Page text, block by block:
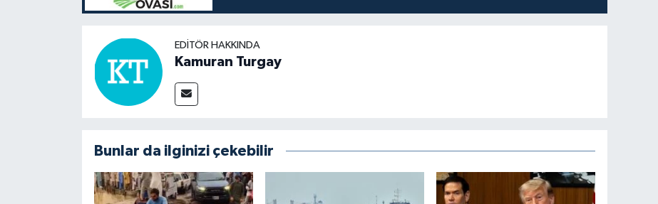
EDITÖR HAKKINDA
Kamuran Turgay
Bunlar da ilginizi çekebilir